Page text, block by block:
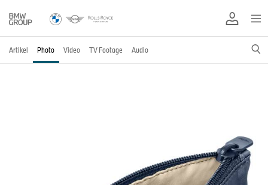
Artikel Photo Video TV Footage Audio